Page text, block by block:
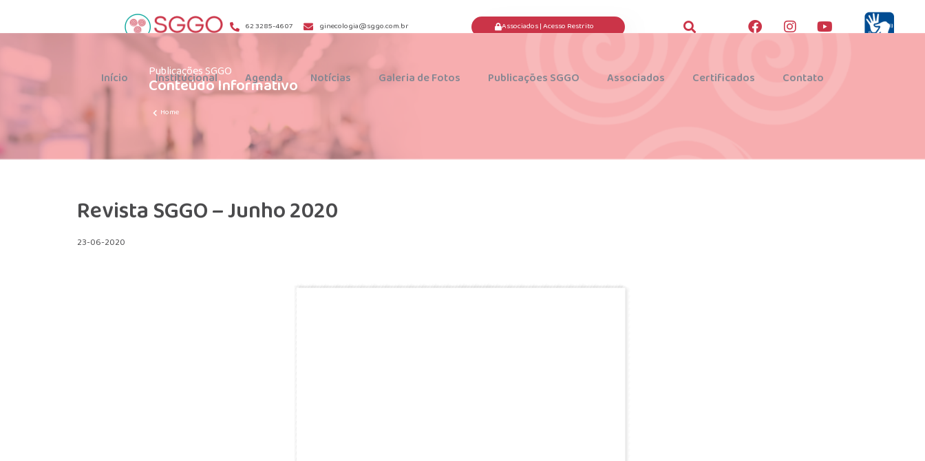
62 3285-4607 ginecologia@sggo.com.br Associados | Acesso Restrito
Início Institucional Agenda Notícias Galeria de Fotos Publicações SGGO Associados Certificados Contato
Publicações SGGO
Conteúdo Informativo
Home
Revista SGGO – Junho 2020
23-06-2020